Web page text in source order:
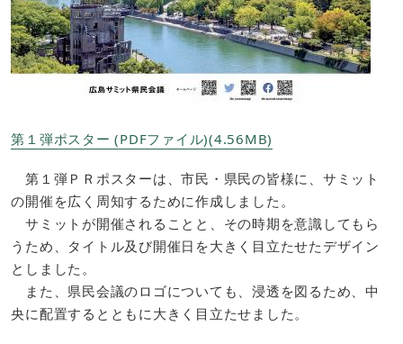
第１弾ポスター (PDFファイル)(4.56MB)
第１弾ＰＲポスターは、市民・県民の皆様に、サミット
の開催を広く周知するために作成しました。
サミットが開催されることと、その時期を意識してもら
うため、タイトル及び開催日を大きく目立たせたデザイン
としました。
また、県民会議のロゴについても、浸透を図るため、中
央に配置するとともに大きく目立たせました。